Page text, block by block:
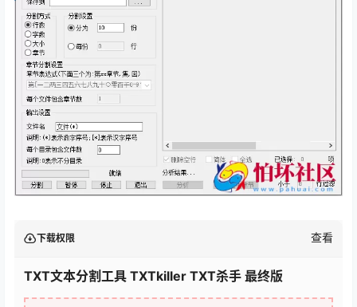
下载权限 查看
TXT文本分割工具 TXTkiller TXT杀手 最终版